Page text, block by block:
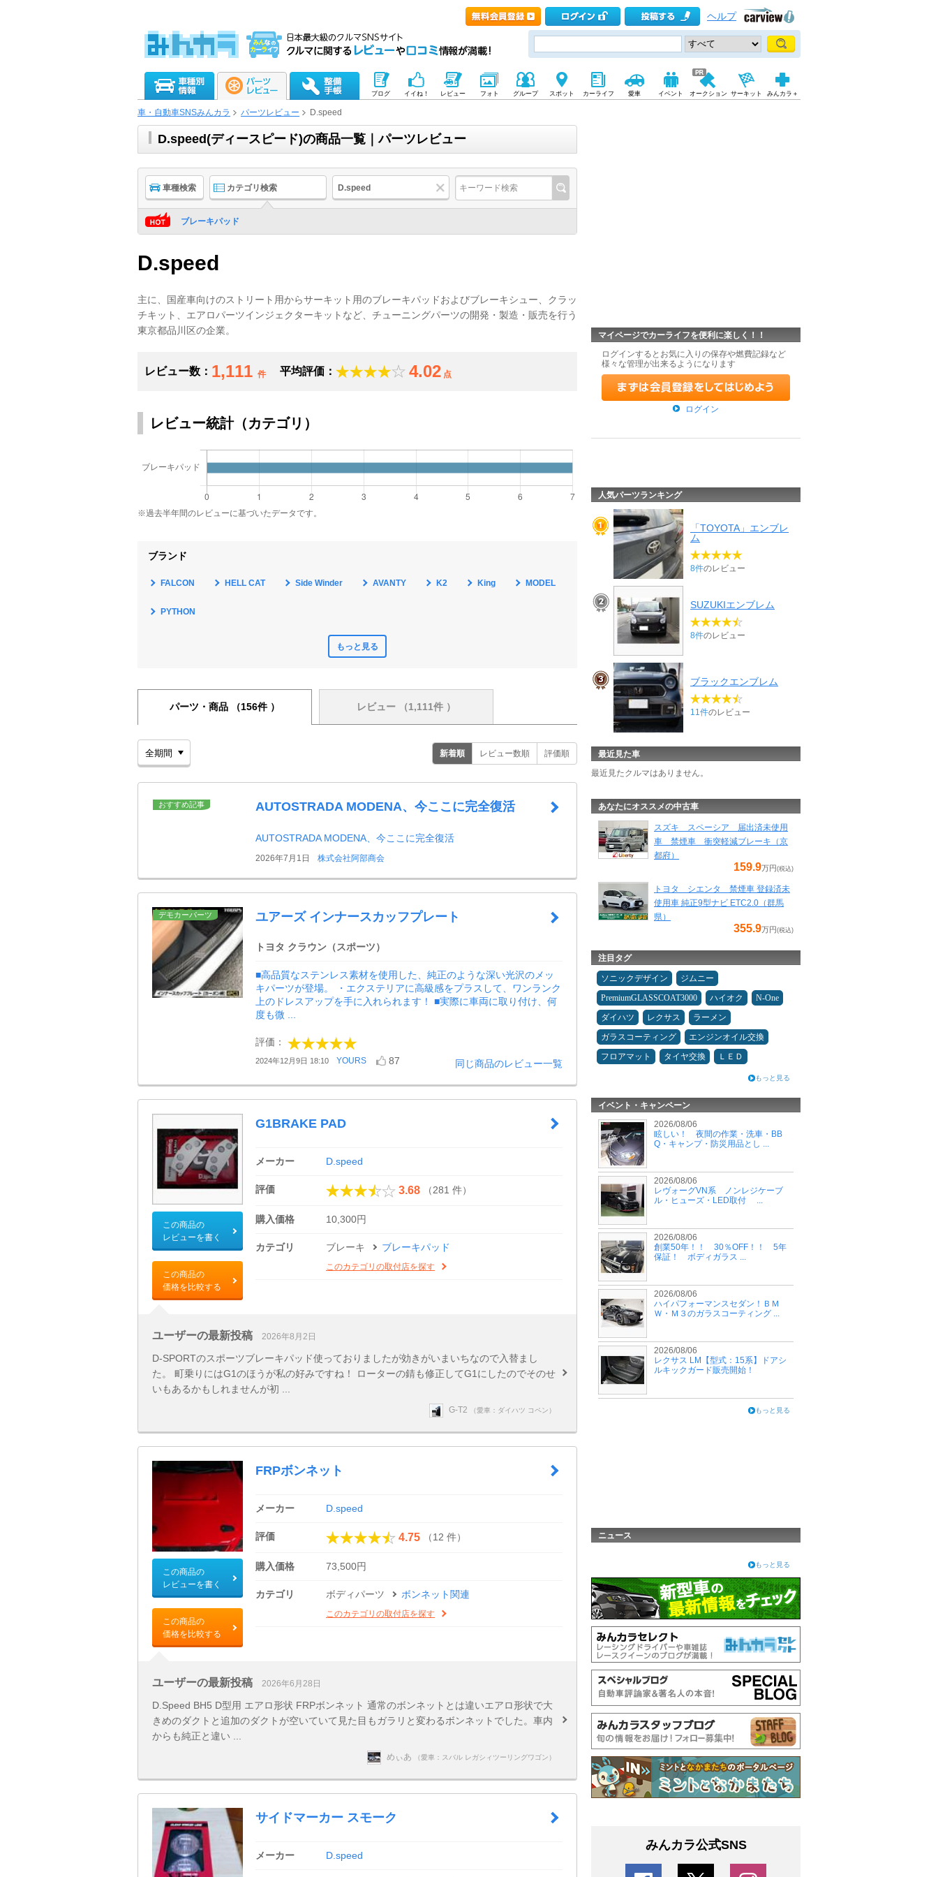
ヘルプ
ブログ イイね！ レビュー フォト グループ スポット カーライフ 愛車 イベント オークション サーキット みんカラ＋
車・自動車SNSみんカラ パーツレビュー D.speed
D.speed(ディースピード)の商品一覧｜パーツレビュー
車種検索 カテゴリ検索 D.speed
ブレーキパッド
D.speed
主に、国産車向けのストリート用からサーキット用のブレーキパッドおよびブレーキシュー、クラッ
チキット、エアロパーツインジェクターキットなど、チューニングパーツの開発・製造・販売を行う
東京都品川区の企業。
レビュー数： 1,111 件 平均評価： 4.02 点
レビュー統計（カテゴリ）
※過去半年間のレビューに基づいたデータです。
ブランド
FALCON HELL CAT Side Winder AVANTY K2 King MODEL
PYTHON
もっと見る
パーツ・商品 （156件 ） レビュー （1,111件 ）
新着順 レビュー数順 評価順
おすすめ記事 AUTOSTRADA MODENA、今ここに完全復活
AUTOSTRADA MODENA、今ここに完全復活
2026年7月1日 株式会社阿部商会
デモカーパーツ ユアーズ インナースカッフプレート
トヨタ クラウン（スポーツ）
■高品質なステンレス素材を使用した、純正のような深い光沢のメッ
キパーツが登場。 ・エクステリアに高級感をプラスして、ワンランク
上のドレスアップを手に入れられます！ ■実際に車両に取り付け、何
度も微 ...
評価：
2024年12月9日 18:10 YOURS 87 同じ商品のレビュー一覧
この商品の
レビューを書く
この商品の
価格を比較する
G1BRAKE PAD
メーカー D.speed
評価 3.68 （281 件）
購入価格 10,300円
カテゴリ ブレーキ ブレーキパッド
このカテゴリの取付店を探す
ユーザーの最新投稿 2026年8月2日
D-SPORTのスポーツブレーキパッド使っておりましたが効きがいまいちなので入替まし
た。 町乗りにはG1のほうが私の好みですね！ ローターの錆も修正してG1にしたのでそのせ
いもあるかもしれませんが初 ...
G-T2 （愛車：ダイハツ コペン）
この商品の
レビューを書く
この商品の
価格を比較する
FRPボンネット
メーカー D.speed
評価 4.75 （12 件）
購入価格 73,500円
カテゴリ ボディパーツ ボンネット関連
このカテゴリの取付店を探す
ユーザーの最新投稿 2026年6月28日
D.Speed BH5 D型用 エアロ形状 FRPボンネット 通常のボンネットとは違いエアロ形状で大
きめのダクトと追加のダクトが空いていて見た目もガラリと変わるボンネットでした。車内
からも純正と違い ...
めぃあ （愛車：スバル レガシィツーリングワゴン）
サイドマーカー スモーク
メーカー D.speed
マイページでカーライフを便利に楽しく！！
ログインするとお気に入りの保存や燃費記録など
様々な管理が出来るようになります
ログイン
人気パーツランキング
「TOYOTA」エンブレ
ム
8件のレビュー
SUZUKIエンブレム
8件のレビュー
ブラックエンブレム
11件のレビュー
最近見た車
最近見たクルマはありません。
あなたにオススメの中古車
スズキ スペーシア 届出済未使用
車 禁煙車 衝突軽減ブレーキ（京
都府）
159.9万円(税込)
トヨタ シエンタ 禁煙車 登録済未
使用車 純正9型ナビ ETC2.0（群馬
県）
355.9万円(税込)
注目タグ
ソニックデザイン
ジムニー
PremiumGLASSCOAT3000
ハイオク
N-One
ダイハツ
レクサス
ラーメン
ガラスコーティング
エンジンオイル交換
フロアマット
タイヤ交換 ＬＥＤ
もっと見る
イベント・キャンペーン
2026/08/06
眩しい！ 夜間の作業・洗車・BB
Q・キャンプ・防災用品とし ...
2026/08/06
レヴォーグVN系 ノンレジケーブ
ル・ヒューズ・LED取付 ...
2026/08/06
創業50年！！ 30％OFF！！ 5年
保証！ ボディガラス ...
2026/08/06
ハイパフォーマンスセダン！ＢＭ
Ｗ・Ｍ３のガラスコーティング ...
2026/08/06
レクサス LM【型式：15系】ドアシ
ルキックガード販売開始！
もっと見る
ニュース
もっと見る
みんカラ公式SNS